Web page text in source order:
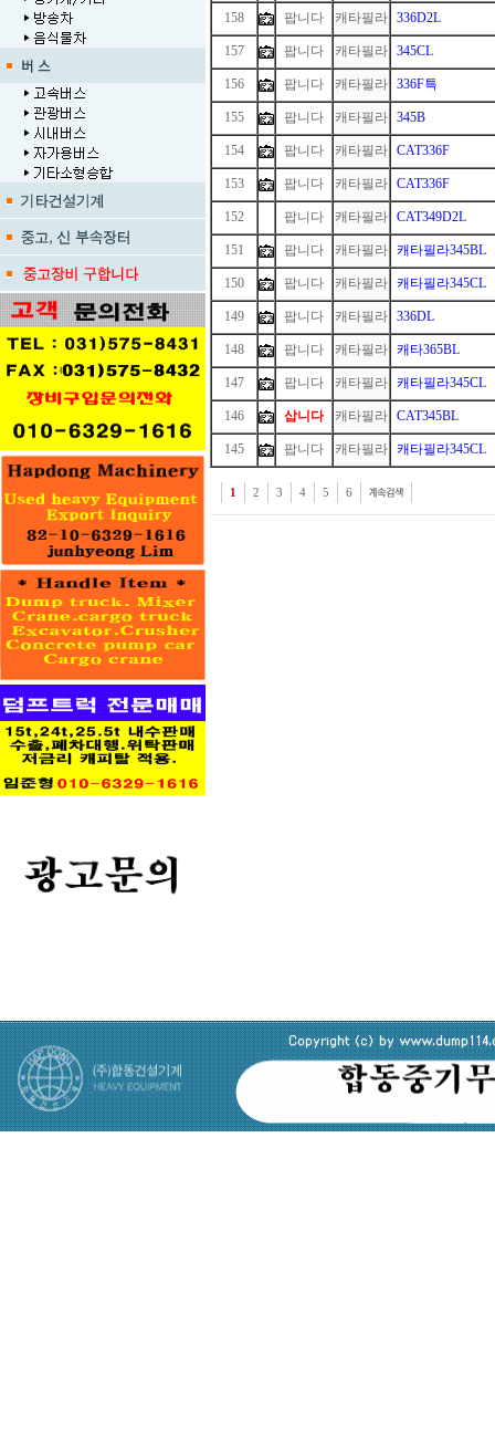
158 팝니다 캐타필라 336D2L
157 팝니다 캐타필라 345CL
156 팝니다 캐타필라 336F특
155 팝니다 캐타필라 345B
154 팝니다 캐타필라 CAT336F
153 팝니다 캐타필라 CAT336F
152 팝니다 캐타필라 CAT349D2L
151 팝니다 캐타필라 캐타필라345BL
150 팝니다 캐타필라 캐타필라345CL
149 팝니다 캐타필라 336DL
148 팝니다 캐타필라 캐타365BL
147 팝니다 캐타필라 캐타필라345CL
146 삽니다 캐타필라 CAT345BL
145 팝니다 캐타필라 캐타필라345CL
1 2 3 4 5 6